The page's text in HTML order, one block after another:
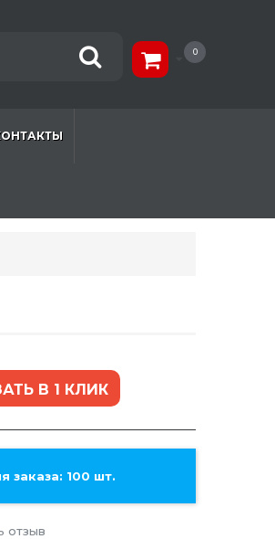
0
В 1 КЛИК
заказа: 100 шт.
отзыв